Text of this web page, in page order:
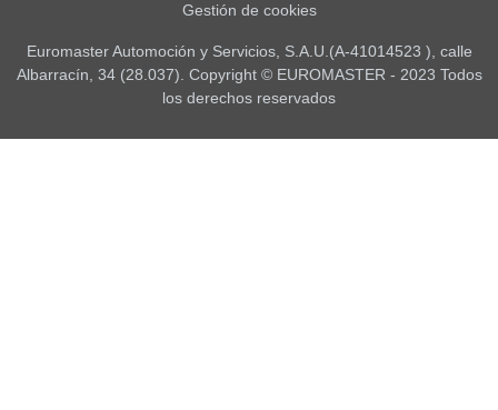
Gestión de cookies
Euromaster Automoción y Servicios, S.A.U.(A-41014523 ), calle
Albarracín, 34 (28.037). Copyright © EUROMASTER - 2023 Todos
los derechos reservados